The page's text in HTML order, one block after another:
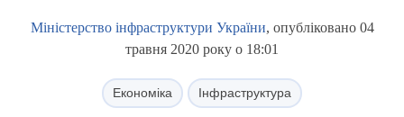
Міністерство інфраструктури України, опубліковано 04
травня 2020 року о 18:01
Економіка Інфраструктура